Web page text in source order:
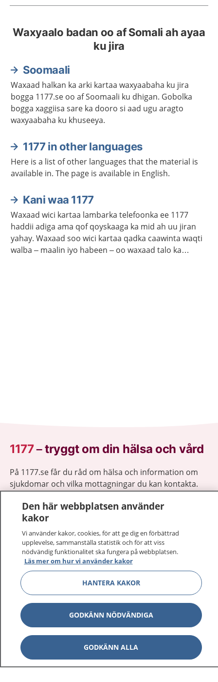
Waxyaalo badan oo af Somali ah ayaa
ku jira
Soomaali
Waxaad halkan ka arki kartaa waxyaabaha ku jira
bogga 1177.se oo af Soomaali ku dhigan. Gobolka
bogga xaggiisa sare ka dooro si aad ugu aragto
waxyaabaha ku khuseeya.
1177 in other languages
Here is a list of other languages that the material is
available in. The page is available in English.
Kani waa 1177
Waxaad wici kartaa lambarka telefoonka ee 1177
haddii adiga ama qof qoyskaaga ka mid ah uu jiran
yahay. Waxaad soo wici kartaa qadka caawinta waqti
walba – maalin iyo habeen – oo waxaad talo ka
1177–tryggt om din hälsa och vård
På 1177.se får du råd om hälsa och information om
sjukdomar och vilka mottagningar du kan kontakta.
vårdärenden. Ring telefonnummer 1177 för
sjukvårdsrådgivning dygnet runt.
1177 ger dig råd när du vill må bättre.
1177 på flera språk Show
Om 1177 Show
Kontakt Show
Den här webbplatsen använder
kakor
Vi använder kakor, cookies, för att ge dig en förbättrad
upplevelse, sammanställa statistik och för att viss
nödvändig funktionalitet ska fungera på webbplatsen.
Läs mer om hur vi använder kakor
HANTERA KAKOR
GODKÄNN NÖDVÄNDIGA
GODKÄNN ALLA